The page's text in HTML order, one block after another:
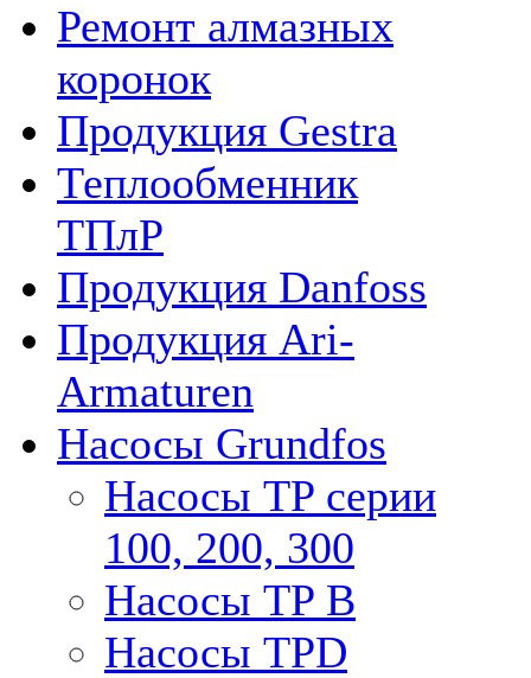
Ремонт алмазных
коронок
Продукция Gestra
Теплообменник
ТПлР
Продукция Danfoss
Продукция Ari-
Armaturen
Насосы Grundfos
Насосы TP серии
100, 200, 300
Насосы TP B
Насосы TPD